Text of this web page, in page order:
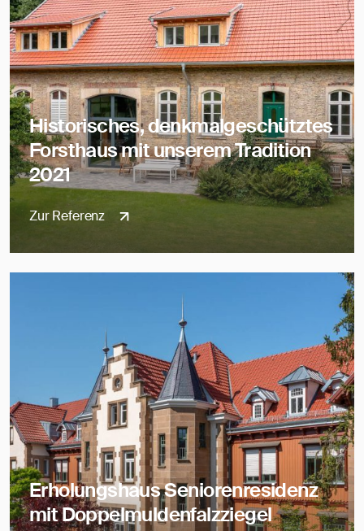
Historisches, denkmalgeschütztes
Forsthaus mit unserem Tradition
2021
Zur Referenz
Erholungshaus Seniorenresidenz
mit Doppelmuldenfalzziegel